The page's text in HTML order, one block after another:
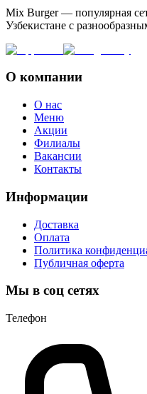
Mix Burger — популярная
Узбекистане с
О компании
О нас
Меню
Акции
Филиалы
Вакансии
Контакты
Информации
Доставка
Оплата
Политика
Публичная оферта
Мы в соц сетях
Телефон